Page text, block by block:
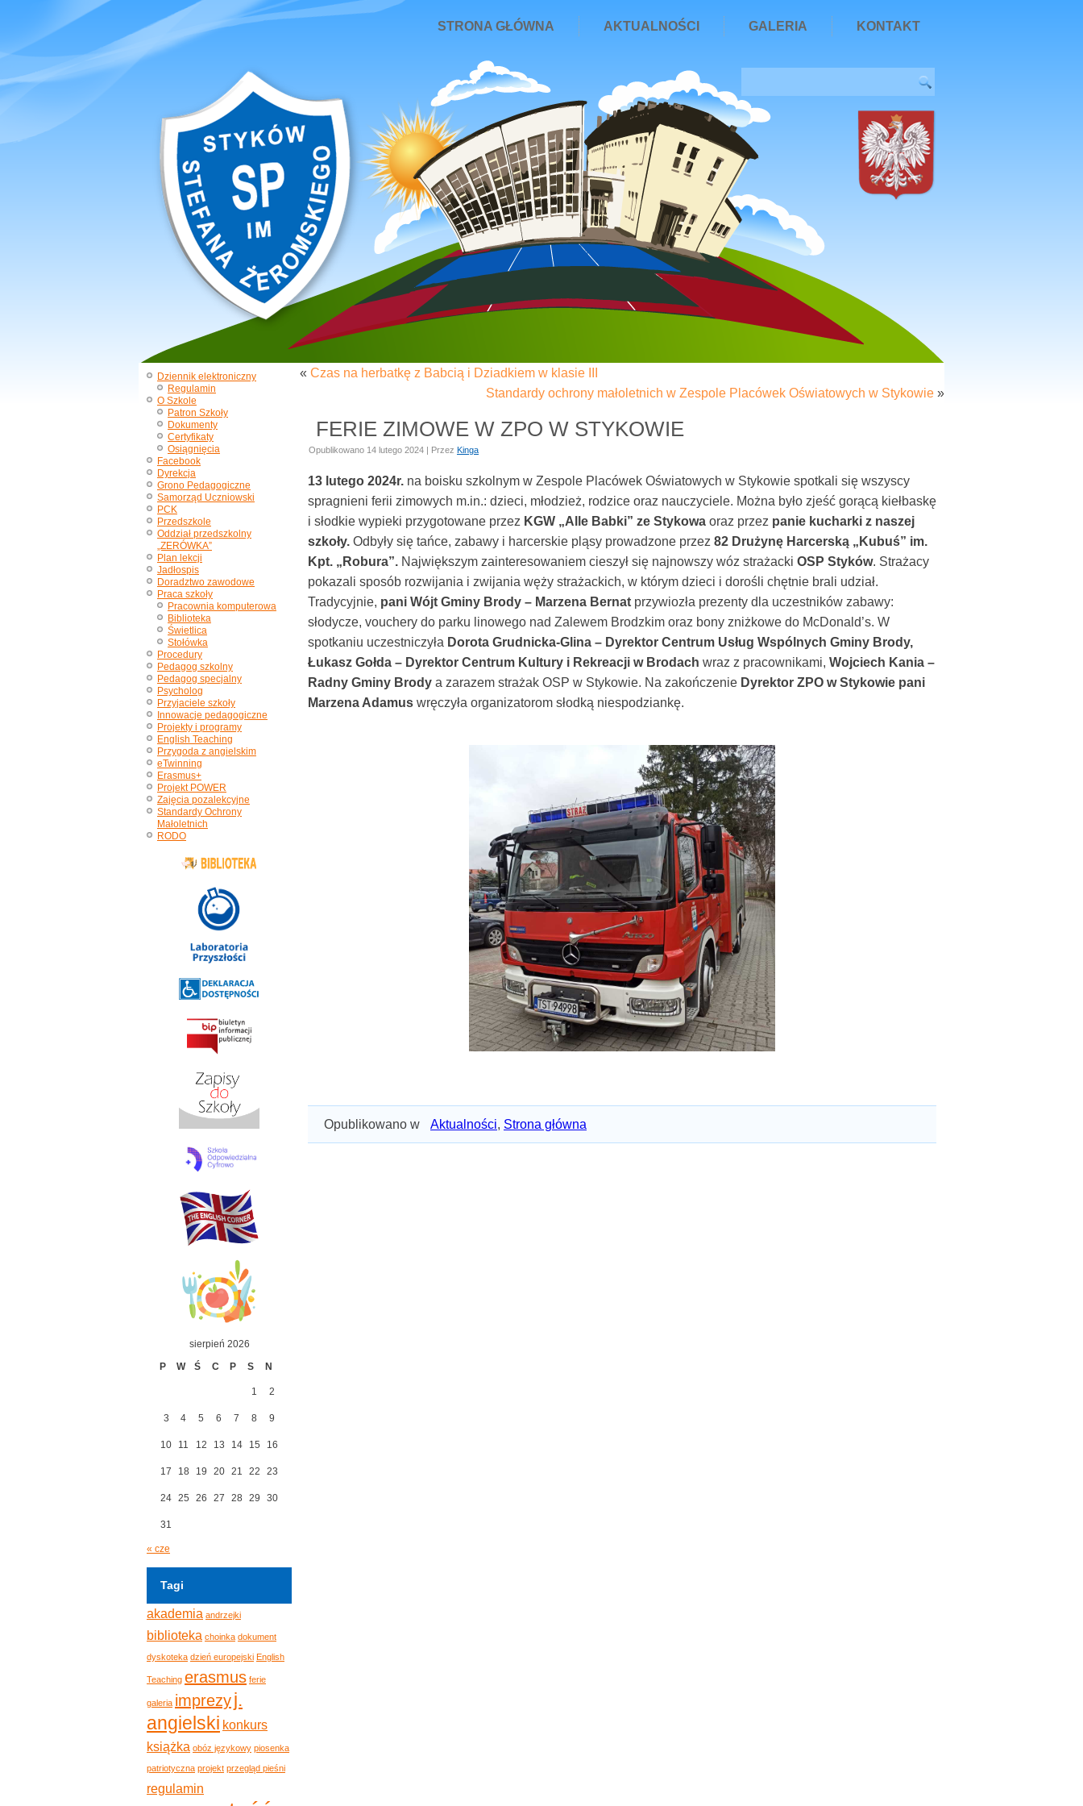
STRONA GŁÓWNA AKTUALNOŚCI GALERIA KONTAKT
Dziennik elektroniczny
Regulamin
O Szkole
Patron Szkoły
Dokumenty
Certyfikaty
Osiągnięcia
Facebook
Dyrekcja
Grono Pedagogiczne
Samorząd Uczniowski
PCK
Przedszkole
Oddział przedszkolny
„ZERÓWKA”
Plan lekcji
Jadłospis
Doradztwo zawodowe
Praca szkoły
Pracownia komputerowa
Biblioteka
Świetlica
Stołówka
Procedury
Pedagog szkolny
Pedagog specjalny
Psycholog
Przyjaciele szkoły
Innowacje pedagogiczne
Projekty i programy
English Teaching
Przygoda z angielskim
eTwinning
Erasmus+
Projekt POWER
Zajęcia pozalekcyjne
Standardy Ochrony
Małoletnich
RODO
sierpień 2026
P
W Ś C P S N
1 2
3 4 5 6 7 8 9
10 11 12 13 14 15 16
17 18 19 20 21 22 23
24 25 26 27 28 29 30
31
« cze
Tagi
akademia andrzejki
biblioteka choinka dokument
dyskoteka dzień europejski English
Teaching erasmus ferie
galeria imprezyj.
angielski konkurs
książka obóz językowy piosenka
patriotyczna projekt przegląd pieśni
regulamin
« Czas na herbatkę z Babcią i Dziadkiem w klasie III
Standardy ochrony małoletnich w Zespole Placówek Oświatowych w Stykowie »
FERIE ZIMOWE W ZPO W STYKOWIE
Opublikowano 14 lutego 2024 | Przez Kinga
13 lutego 2024r. na boisku szkolnym w Zespole Placówek Oświatowych w Stykowie spotkali się wszyscy
spragnieni ferii zimowych m.in.: dzieci, młodzież, rodzice oraz nauczyciele. Można było zjeść gorącą kiełbaskę
i słodkie wypieki przygotowane przez KGW „Alle Babki” ze Stykowa oraz przez panie kucharki z naszej
szkoły. Odbyły się tańce, zabawy i harcerskie pląsy prowadzone przez 82 Drużynę Harcerską „Kubuś” im.
Kpt. „Robura”. Największym zainteresowaniem cieszył się najnowszy wóz strażacki OSP Styków. Strażacy
pokazali sposób rozwijania i zwijania węży strażackich, w którym dzieci i dorośli chętnie brali udział.
Tradycyjnie, pani Wójt Gminy Brody – Marzena Bernat przywiozła prezenty dla uczestników zabawy:
słodycze, vouchery do parku linowego nad Zalewem Brodzkim oraz bony zniżkowe do McDonald’s. W
spotkaniu uczestniczyła Dorota Grudnicka-Glina – Dyrektor Centrum Usług Wspólnych Gminy Brody,
Łukasz Gołda – Dyrektor Centrum Kultury i Rekreacji w Brodach wraz z pracownikami, Wojciech Kania –
Radny Gminy Brody a zarazem strażak OSP w Stykowie. Na zakończenie Dyrektor ZPO w Stykowie pani
Marzena Adamus wręczyła organizatorom słodką niespodziankę.
Opublikowano w Aktualności, Strona główna